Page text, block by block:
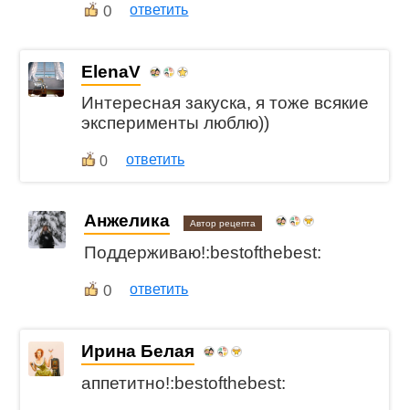
0 ответить
ElenaV
Интересная закуска, я тоже всякие
эксперименты люблю))
0 ответить
Анжелика Автор рецепта
Поддерживаю!:bestofthebest:
0 ответить
Ирина Белая
аппетитно!:bestofthebest: